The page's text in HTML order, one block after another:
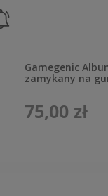
Gamegenic
zamykany na
75,00 zł